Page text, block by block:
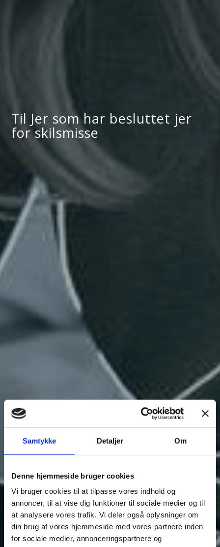
Samtykke Detaljer Om
Denne hjemmeside bruger cookies
Vi bruger cookies til at tilpasse vores indhold og
annoncer, til at vise dig funktioner til sociale medier og til
at analysere vores trafik. Vi deler også oplysninger om
din brug af vores hjemmeside med vores partnere inden
for sociale medier, annonceringspartnere og
Til Jer som har besluttet jer
for skilsmisse